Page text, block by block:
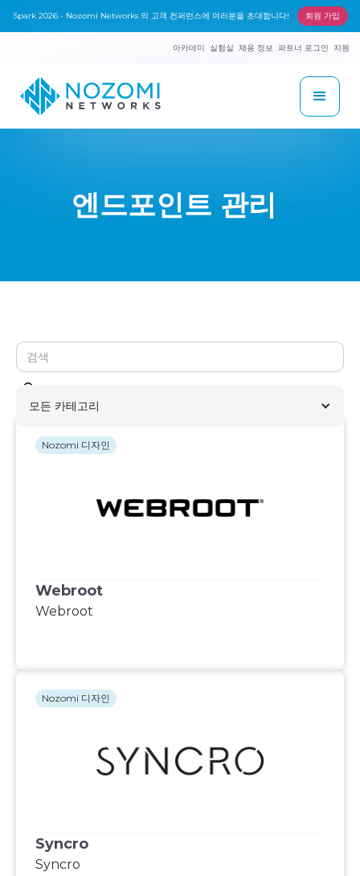
Spark 2026 - Nozomi Networks 의 고객 컨퍼런스에 여러분을 초대합니다! 회원 가입
아카데미 실험실 채용 정보 파트너 로그인 지원
엔드포인트 관리
모든 카테고리
Webroot
Webroot
Nozomi 디자인
Syncro
Syncro
Nozomi 디자인